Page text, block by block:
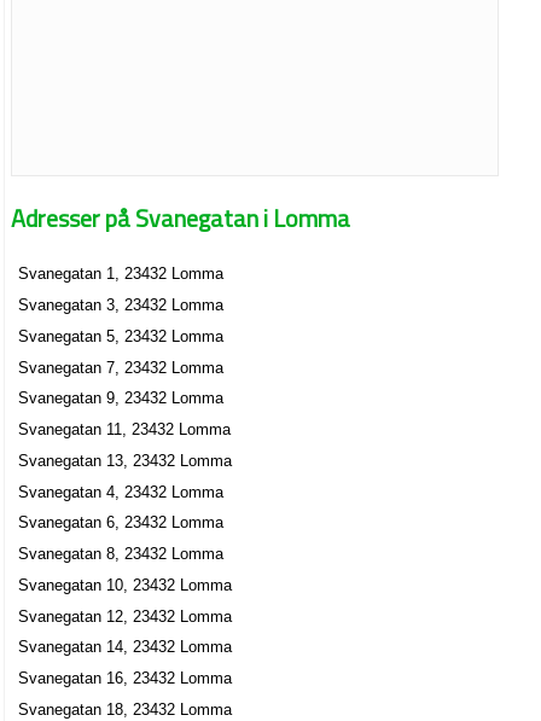
Adresser på Svanegatan i Lomma
Svanegatan 1, 23432 Lomma
Svanegatan 3, 23432 Lomma
Svanegatan 5, 23432 Lomma
Svanegatan 7, 23432 Lomma
Svanegatan 9, 23432 Lomma
Svanegatan 11, 23432 Lomma
Svanegatan 13, 23432 Lomma
Svanegatan 4, 23432 Lomma
Svanegatan 6, 23432 Lomma
Svanegatan 8, 23432 Lomma
Svanegatan 10, 23432 Lomma
Svanegatan 12, 23432 Lomma
Svanegatan 14, 23432 Lomma
Svanegatan 16, 23432 Lomma
Svanegatan 18, 23432 Lomma